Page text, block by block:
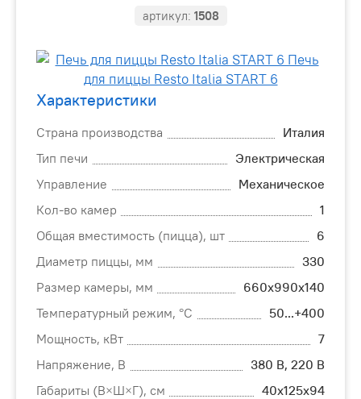
артикул: 1508
Характеристики
Страна производства
Италия
Тип печи
Электрическая
Управление
Механическое
Кол-во камер
1
Общая вместимость (пицца), шт
6
Диаметр пиццы, мм
330
Размер камеры, мм
660х990х140
Температурный режим, °С
50...+400
Мощность, кВт
7
Напряжение, В
380 В, 220 В
Габариты (В×Ш×Г), см
40х125х94